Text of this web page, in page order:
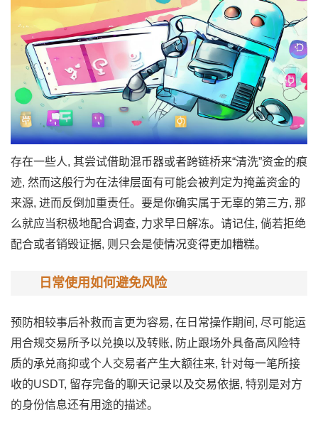
存在一些人, 其尝试借助混币器或者跨链桥来“清洗”资金的痕
迹, 然而这般行为在法律层面有可能会被判定为掩盖资金的
来源, 进而反倒加重责任。要是你确实属于无辜的第三方, 那
么就应当积极地配合调查, 力求早日解冻。请记住, 倘若拒绝
配合或者销毁证据, 则只会是使情况变得更加糟糕。
日常使用如何避免风险
预防相较事后补救而言更为容易, 在日常操作期间, 尽可能运
用合规交易所予以兑换以及转账, 防止跟场外具备高风险特
质的承兑商抑或个人交易者产生大额往来, 针对每一笔所接
收的USDT, 留存完备的聊天记录以及交易依据, 特别是对方
的身份信息还有用途的描述。